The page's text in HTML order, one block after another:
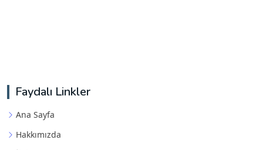
Faydalı Linkler
Ana Sayfa
Hakkımızda